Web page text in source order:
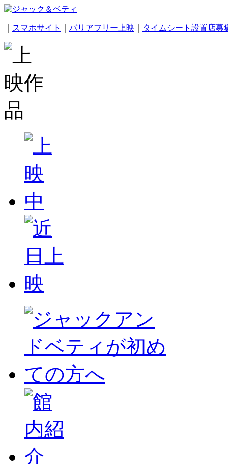
スマホサイト バリアフリー上映 タイムシート設置店募